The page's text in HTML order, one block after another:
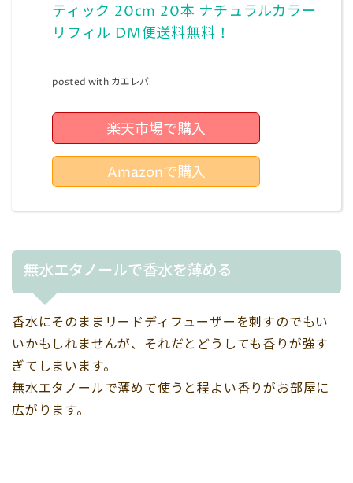
ティック 20cm 20本 ナチュラルカラー
リフィル DM便送料無料！
posted with カエレバ
楽天市場で購入
Amazonで購入
無水エタノールで香水を薄める
香水にそのままリードディフューザーを刺すのでもい
いかもしれませんが、それだとどうしても香りが強す
ぎてしまいます。
無水エタノールで薄めて使うと程よい香りがお部屋に
広がります。